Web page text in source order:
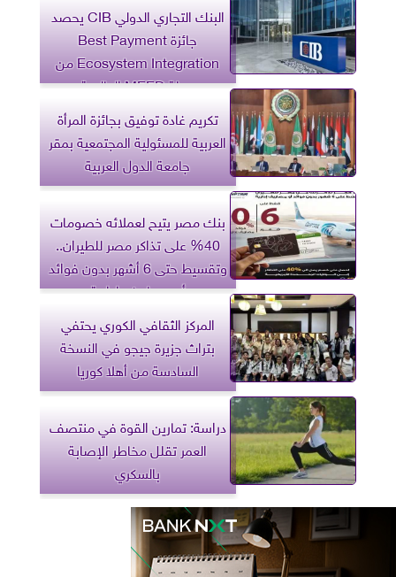
البنك التجاري الدولي CIB يحصد
جائزة Best Payment
Ecosystem Integration من
مجلة MEED العالمية
تكريم غادة توفيق بجائزة المرأة
العربية للمسئولية المجتمعية بمقر
جامعة الدول العربية
بنك مصر يتيح لعملائه خصومات
40% على تذاكر مصر للطيران..
وتقسيط حتى 6 أشهر بدون فوائد
أو مصاريف إدارية
المركز الثقافي الكوري يحتفي
بتراث جزيرة جيجو في النسخة
السادسة من أهلا كوريا
دراسة: تمارين القوة في منتصف
العمر تقلل مخاطر الإصابة
بالسكري